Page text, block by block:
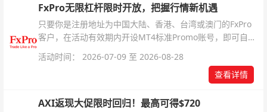
FxPro无限杠杆限时开放，把握行情新机遇
只要你是注册地址为中国大陆、香港、台湾或澳门的FxPro
客户，在活动有效期内开设MT4标准Promo账号，即可自动
活动时间： 2026-07-09 至 2026-08-28
查看详情
AXI返现大促限时回归！最高可得$720